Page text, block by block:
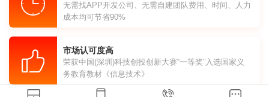
无需找APP开发公司、无需自建团队费用、时间、人力
成本均可节省90%
市场认可度高
荣获中国(深圳)科技创投创新大赛“一等奖”入选国家义
务教育教材《信息技术》